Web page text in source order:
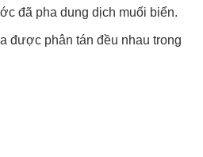
đã pha dung dịch muối biển.
được phân tán đều nhau trong